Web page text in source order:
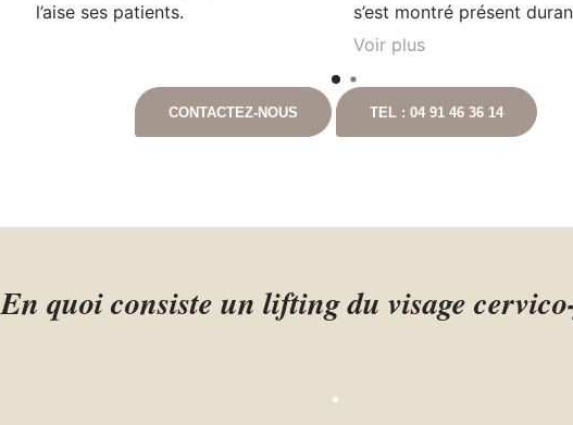
l’aise ses patients.
s’est montré présent
convalescence n’hésitant
pour prendre de mes
Cela ne fait que deux mois
été opérée et les résultats
Voir plus
CONTACTEZ-NOUS TEL : 04 91 46 36 14
En quoi consiste un lifting du visage